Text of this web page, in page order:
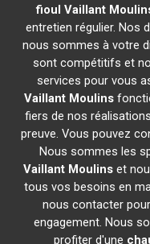
fioul Vaillant
entretien régulier. Nos
nous sommes à votre
sont compétitifs et
services pour vous
Vaillant Moulins
fiers de nos
preuve. Vous pouvez
Nous sommes les
Vaillant Moulins et
tous vos besoins en
nous contacter
engagement. Nous
profiter d'une